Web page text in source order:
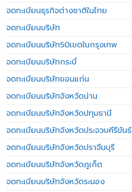
จดทะเบียนธุรกิจต่างชาติในไทย
จดทะเบียนบริษัท
จดทะเบียนบริษัท50เขตในกรุงเทพ
จดทะเบียนบริษัทกระบี่
จดทะเบียนบริษัทขอนแก่น
จดทะเบียนบริษัทจังหวัดน่าน
จดทะเบียนบริษัทจังหวัดปทุมธานี
จดทะเบียนบริษัทจังหวัดประจวบคีรีขันธ์
จดทะเบียนบริษัทจังหวัดปราจีนบุรี
จดทะเบียนบริษัทจังหวัดภูเก็ต
จดทะเบียนบริษัทจังหวัดระนอง